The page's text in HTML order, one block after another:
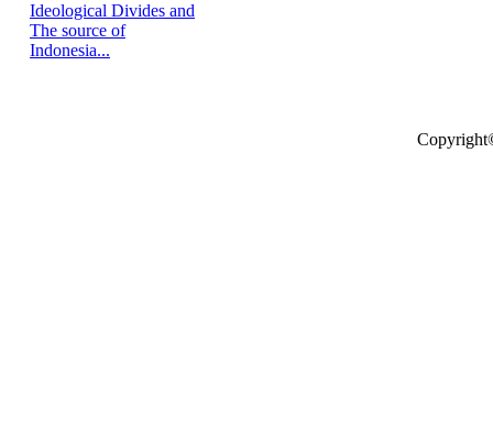
Ideological Divides and
The source of
Indonesia...